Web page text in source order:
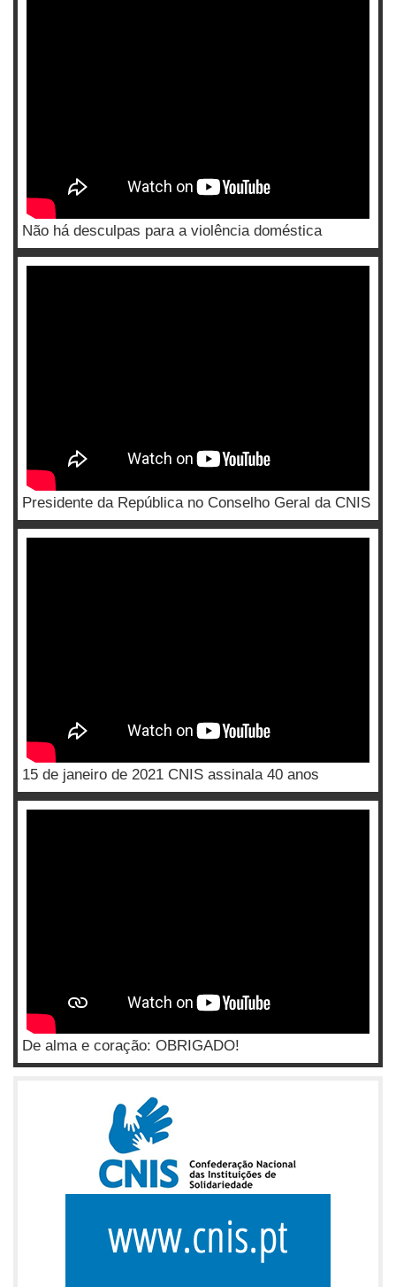
Não há desculpas para a violência doméstica
Presidente da República no Conselho Geral da CNIS
15 de janeiro de 2021 CNIS assinala 40 anos
De alma e coração: OBRIGADO!